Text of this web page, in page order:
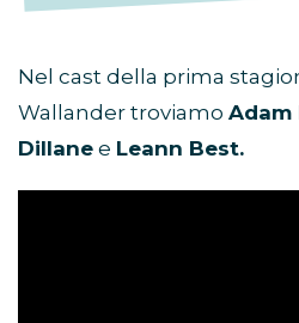
Nel cast della prima
Wallander troviamo Adam
Dillane e Leann Best.